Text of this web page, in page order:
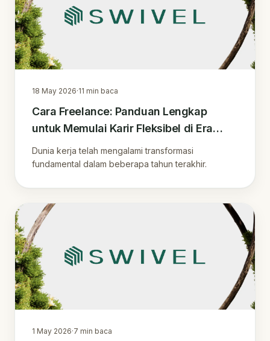
18 May 2026·11 min baca
Cara Freelance: Panduan Lengkap
untuk Memulai Karir Fleksibel di Era
Digital
Dunia kerja telah mengalami transformasi
fundamental dalam beberapa tahun terakhir.
1 May 2026·7 min baca